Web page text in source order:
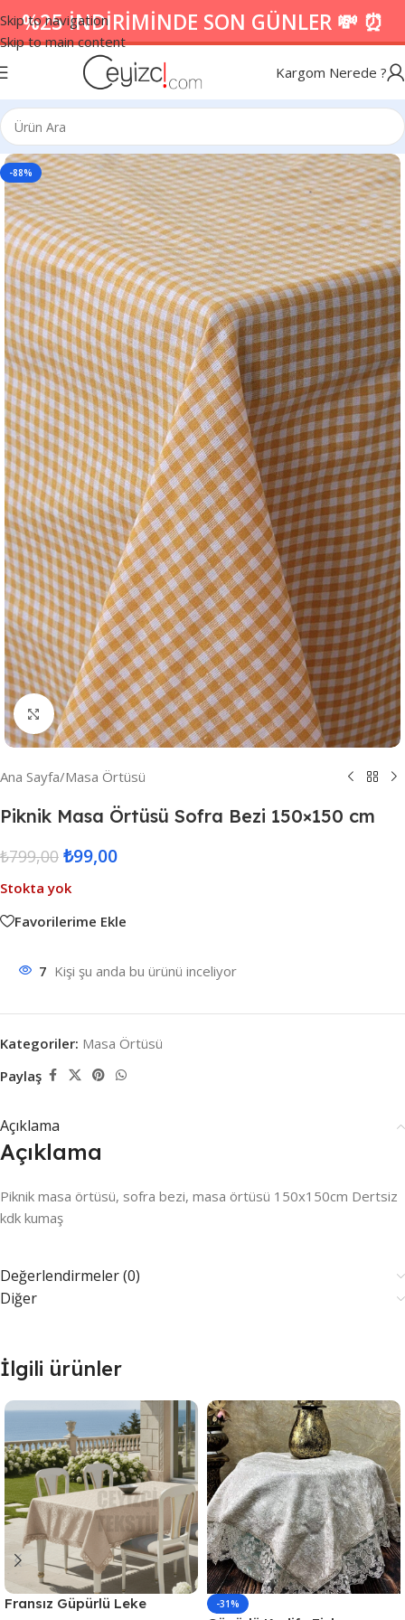
Skip to navigation
Skip to main content
%25 İNDİRİMİNDE SON GÜNLER 💸 ⏰
Kargom Nerede ?
-88%
Resmi Büyüt
Ana Sayfa/Masa Örtüsü
Piknik Masa Örtüsü Sofra Bezi 150×150 cm
₺799,00 ₺99,00
Stokta yok
Favorilerime Ekle
7 Kişi şu anda bu ürünü inceliyor
Kategoriler: Masa Örtüsü
Paylaş
Açıklama
Açıklama
Piknik masa örtüsü, sofra bezi, masa örtüsü 150x150cm Dertsiz
kdk kumaş
Değerlendirmeler (0)
Diğer
İlgili ürünler
Fransız Güpürlü Leke
-31%